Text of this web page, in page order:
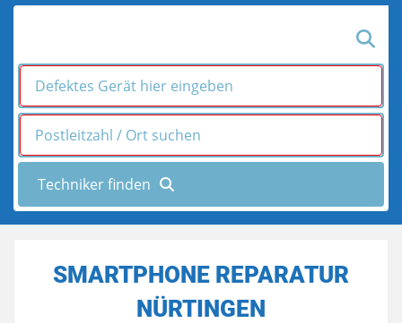
SMARTPHONE REPARATUR
NÜRTINGEN